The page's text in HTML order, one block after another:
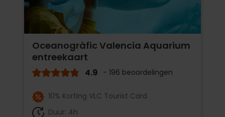
Oceanogràfic Valencia Aquarium
entreekaart
4.9 - 196 beoordelingen
10% Korting VLC Tourist Card
Duur: 4h